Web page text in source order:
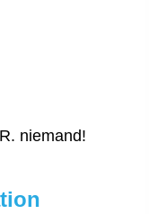
niemand!